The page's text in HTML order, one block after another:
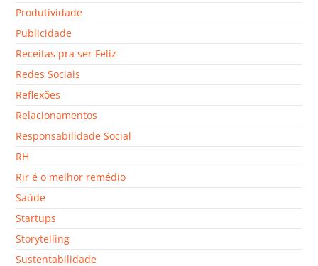
Produtividade
Publicidade
Receitas pra ser Feliz
Redes Sociais
Reflexões
Relacionamentos
Responsabilidade Social
RH
Rir é o melhor remédio
Saúde
Startups
Storytelling
Sustentabilidade